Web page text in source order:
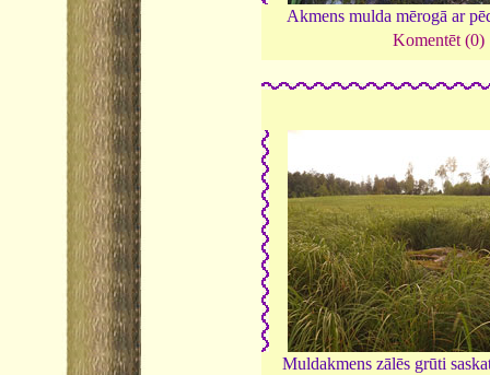
Akmens mulda mērogā ar
Komentēt (0)
Muldakmens zālēs grūti